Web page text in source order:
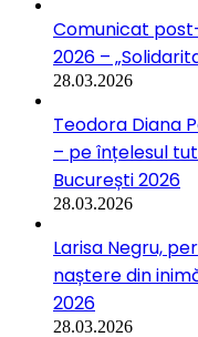
Comunicat
2026 –
28.03.2026
Teodora Diana
– pe înțelesul
București 2026
28.03.2026
Larisa Negru,
naștere din
2026
28.03.2026